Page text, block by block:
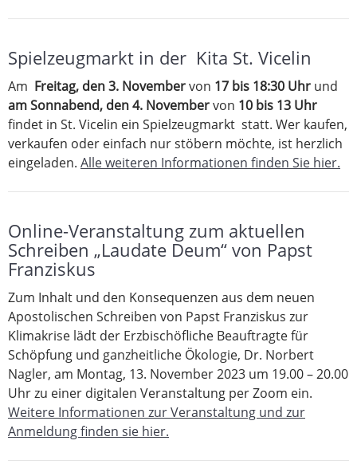
Spielzeugmarkt in der Kita St. Vicelin
Am Freitag, den 3. Novembervon 17 bis 18:30 Uhr und
am Sonnabend, den 4. Novembervon 10 bis 13 Uhr
findet in St. Vicelin ein Spielzeugmarkt statt. Wer kaufen,
verkaufen oder einfach nur stöbern möchte, ist herzlich
eingeladen. Alle weiteren Informationen finden Sie hier.
Online-Veranstaltung zum aktuellen
Schreiben „Laudate Deum“ von Papst
Franziskus
Zum Inhalt und den Konsequenzen aus dem neuen
Apostolischen Schreiben von Papst Franziskus zur
Klimakrise lädt der Erzbischöfliche Beauftragte für
Schöpfung und ganzheitliche Ökologie, Dr. Norbert
Nagler, am Montag, 13. November 2023 um 19.00 – 20.00
Uhr zu einer digitalen Veranstaltung per Zoom ein.
Weitere Informationen zur Veranstaltung und zur
Anmeldung finden sie hier.